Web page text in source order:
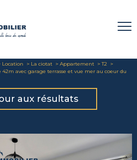
Location La ciotat Appartement
T2
avec garage terrasse et vue mer au coeur du
aux résultats